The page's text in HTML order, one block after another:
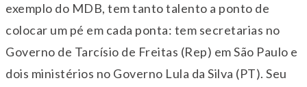
exemplo do MDB, tem tanto talento a ponto de
colocar um pé em cada ponta: tem secretarias no
Governo de Tarcísio de Freitas (Rep) em São Paulo e
dois ministérios no Governo Lula da Silva (PT). Seu